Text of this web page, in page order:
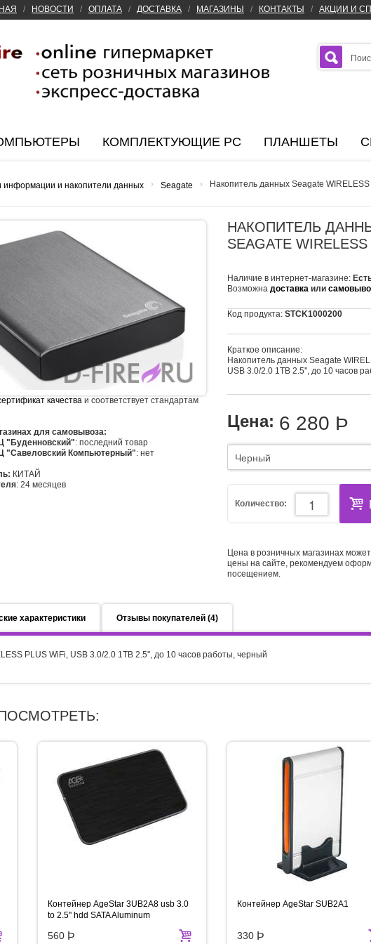
/ НОВОСТИ / ОПЛАТА / ДОСТАВКА / МАГАЗИНЫ / КОНТАКТЫ / АКЦИИ И
КОМПЛЕКТУЮЩИЕ PC ПЛАНШЕТЫ
информации и накопители данных › Seagate › Накопитель данных Seagate
качества и соответствует стандартам
для самовывоза:
"Буденновский": последний товар
"Савеловский Компьютерный": нет
КИТАЙ
: 24 месяцев
НАКОПИТЕЛЬ
SEAGATE
Наличие в интернет-магазине:
Возможна доставка или
Код продукта: STCK1000200
Краткое описание:
Накопитель данных Seagate
USB 3.0/2.0 1TB 2.5'', до 10 часов
Цена: 6 280 Þ
Количество:
Цена в розничных магазинах
цены на сайте, рекомендуем
посещением.
характеристики Отзывы покупателей (4)
PLUS WiFi, USB 3.0/2.0 1TB 2.5'', до 10 часов работы, черный
Контейнер AgeStar 3UB2A8 usb 3.0
to 2.5'' hdd SATA Aluminum
560 Þ
Контейнер AgeStar SUB2A1
330 Þ